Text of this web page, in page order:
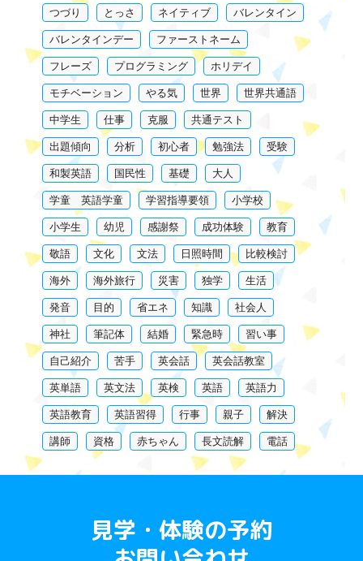
つづり
とっさ ネイティブ
バレンタイン
バレンタインデー
ファーストネーム
フレーズ
プログラミング
ホリデイ
モチベーション
やる気 世界
世界共通語
中学生
仕事 克服
共通テスト
出題傾向
分析 初心者 勉強法
受験
和製英語
国民性 基礎
大人
学童 英語学童
学習指導要領
小学校
小学生
幼児 感謝祭 成功体験
教育
敬語
文化 文法 日照時間
比較検討
海外
海外旅行 災害 独学
生活
発音
目的 省エネ 知識
社会人
神社
筆記体 結婚 緊急時
習い事
自己紹介
苦手 英会話
英会話教室
英単語
英文法 英検 英語
英語力
英語教育
英語習得 行事 親子
解決
講師
資格 赤ちゃん 長文読解 電話
見学・体験の予約